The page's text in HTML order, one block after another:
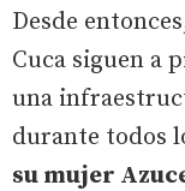
Desde
Cuca siguen a
una
durante todos
su mujer